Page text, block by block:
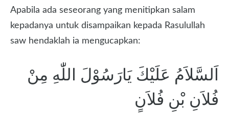
Apabila ada seseorang yang menitipkan salam
kepadanya untuk disampaikan kepada Rasulullah
saw hendaklah ia mengucapkan:
اَلسَّلاَمُ عَلَيْكَ يَارَسُوْلَ اللّٰهِ مِنْ
فُلاَنِ بْنِ فُلاَنٍ